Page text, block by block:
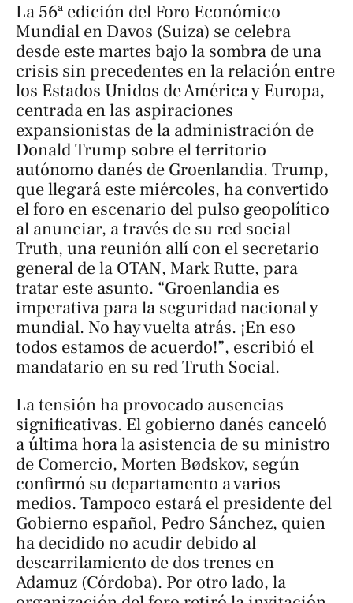
La 56ª edición del Foro Económico
Mundial en Davos (Suiza) se celebra
desde este martes bajo la sombra de una
crisis sin precedentes en la relación entre
los Estados Unidos de América y Europa,
centrada en las aspiraciones
expansionistas de la administración de
Donald Trump sobre el territorio
autónomo danés de Groenlandia. Trump,
que llegará este miércoles, ha convertido
el foro en escenario del pulso geopolítico
al anunciar, a través de su red social
Truth, una reunión allí con el secretario
general de la OTAN, Mark Rutte, para
tratar este asunto. “Groenlandia es
imperativa para la seguridad nacional y
mundial. No hay vuelta atrás. ¡En eso
todos estamos de acuerdo!”, escribió el
mandatario en su red Truth Social.
La tensión ha provocado ausencias
significativas. El gobierno danés canceló
a última hora la asistencia de su ministro
de Comercio, Morten Bødskov, según
confirmó su departamento a varios
medios. Tampoco estará el presidente del
Gobierno español, Pedro Sánchez, quien
ha decidido no acudir debido al
descarrilamiento de dos trenes en
Adamuz (Córdoba). Por otro lado, la